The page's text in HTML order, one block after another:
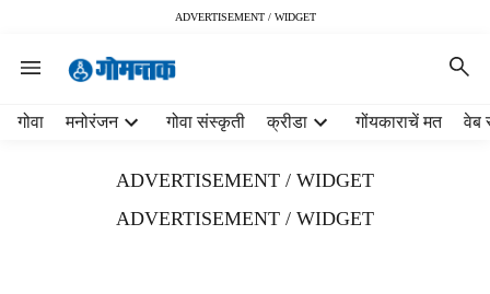
ADVERTISEMENT / WIDGET
गोवा मनोरंजन गोवा संस्कृती क्रीडा गोंयकाराचें मत वेब
ADVERTISEMENT / WIDGET
ADVERTISEMENT / WIDGET